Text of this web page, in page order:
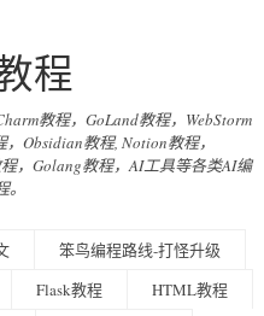
程
教程，GoLand教程，WebStorm
Obsidian教程, Notion教程，
，Golang教程，AI工具等各类AI编
笨鸟编程路线-打怪升级
Flask教程
HTML教程